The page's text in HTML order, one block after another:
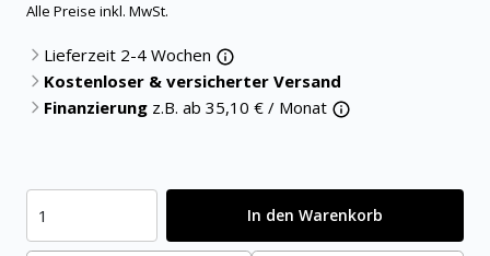
Alle Preise inkl. MwSt.
Lieferzeit 2-4 Wochen
Kostenloser & versicherter Versand
Finanzierung z.B. ab 35,10 € / Monat
In den Warenkorb